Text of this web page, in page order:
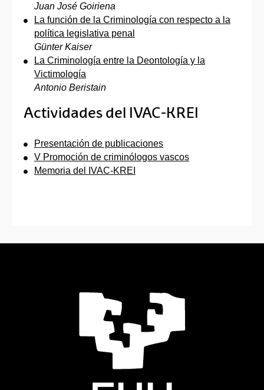
Juan José Goiriena
La función de la Criminología con respecto a la
política legislativa penal
Günter Kaiser
La Criminología entre la Deontología y la
Victimología
Antonio Beristain
Actividades del IVAC-KREI
Presentación de publicaciones
V Promoción de criminólogos vascos
Memoria del IVAC-KREI